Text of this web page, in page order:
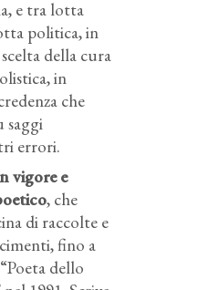
e tra lotta
politica, in
della cura
in
che
saggi
errori.
vigore e
, che
di raccolte e
fino a
dello